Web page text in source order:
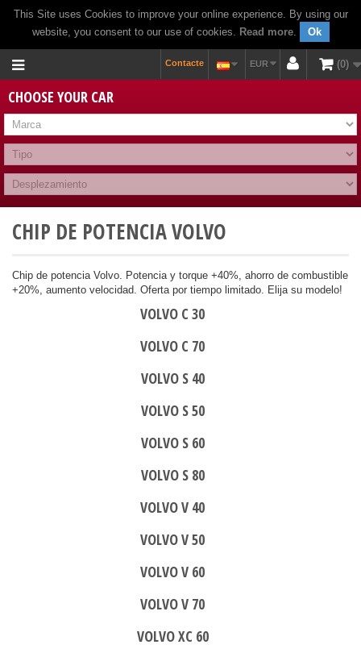
This Site uses Cookies to improve your online experience. By using our
website, you consent to our use of cookies. Read more. Ok
0
EUR
Contacte
CHOOSE YOUR CAR
CHIP DE POTENCIA VOLVO
Chip de potencia Volvo. Potencia y torque +40%, ahorro de combustible
+20%, aumento velocidad. Oferta por tiempo limitado. Elija su modelo!
VOLVO C 30
VOLVO C 70
VOLVO S 40
VOLVO S 50
VOLVO S 60
VOLVO S 80
VOLVO V 40
VOLVO V 50
VOLVO V 60
VOLVO V 70
VOLVO XC 60